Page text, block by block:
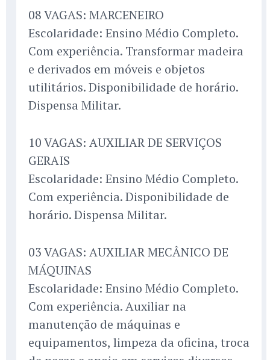
08 VAGAS: MARCENEIRO
Escolaridade: Ensino Médio Completo.
Com experiência. Transformar madeira
e derivados em móveis e objetos
utilitários. Disponibilidade de horário.
Dispensa Militar.
10 VAGAS: AUXILIAR DE SERVIÇOS
GERAIS
Escolaridade: Ensino Médio Completo.
Com experiência. Disponibilidade de
horário. Dispensa Militar.
03 VAGAS: AUXILIAR MECÂNICO DE
MÁQUINAS
Escolaridade: Ensino Médio Completo.
Com experiência. Auxiliar na
manutenção de máquinas e
equipamentos, limpeza da oficina, troca